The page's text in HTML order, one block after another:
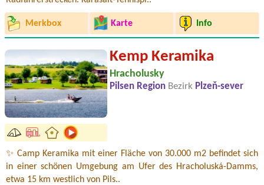
Merkbox Karte Info
Kemp Keramika
Hracholusky
Pilsen Region Bezirk Plzeň-sever
✨ Camp Keramika mit einer Fläche von 30.000 m2 befindet sich
in einer schönen Umgebung am Ufer des Hracholuská-Damms,
etwa 15 km westlich von Pils..